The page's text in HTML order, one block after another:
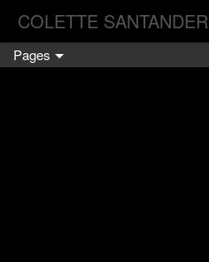
COLETTE SANTANDER
Pages